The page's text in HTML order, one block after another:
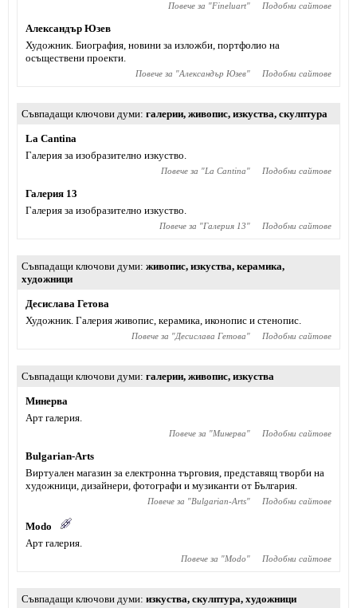
Повече за "Fineluart" Подобни сайтове
Александър Юзев
Художник. Биография, новини за изложби, портфолио на
осъществени проекти.
Повече за "Александър Юзев" Подобни сайтове
Съвпадащи ключови думи галерии, живопис, изкуства, скулптура
La Cantina
Галерия за изобразително изкуство.
Повече за "La Cantina" Подобни сайтове
Галерия 13
Галерия за изобразително изкуство.
Повече за "Галерия 13" Подобни сайтове
Съвпадащи ключови думи живопис, изкуства, керамика,
художници
Десислава Гетова
Художник. Галерия живопис, керамика, иконопис и стенопис.
Повече за "Десислава Гетова" Подобни сайтове
Съвпадащи ключови думи галерии, живопис, изкуства
Минерва
Арт галерия.
Повече за "Минерва" Подобни сайтове
Bulgarian-Arts
Виртуален магазин за електронна търговия, представящ творби на
художници, дизайнери, фотографи и музиканти от България.
Повече за "Bulgarian-Arts" Подобни сайтове
Modo
Арт галерия.
Повече за "Modo" Подобни сайтове
Съвпадащи ключови думи изкуства, скулптура, художници